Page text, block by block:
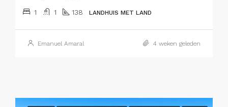
1 1 138 LANDHUIS MET LAND
Emanuel Amaral 4 weken geleden